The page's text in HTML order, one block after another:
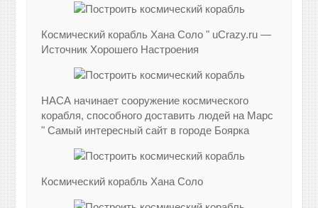
Космический корабль Хана Соло " uCrazy.ru —
Источник Хорошего Настроения
НАСА начинает сооружение космического
корабля, способного доставить людей на Марс
" Самый интересный сайт в городе Боярка
Космический корабль Хана Соло